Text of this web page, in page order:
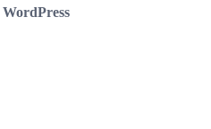
WordPress